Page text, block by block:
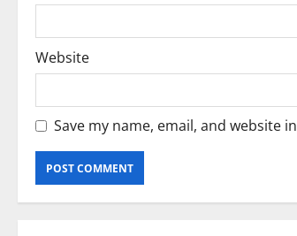
Website
Save my name, email, and website